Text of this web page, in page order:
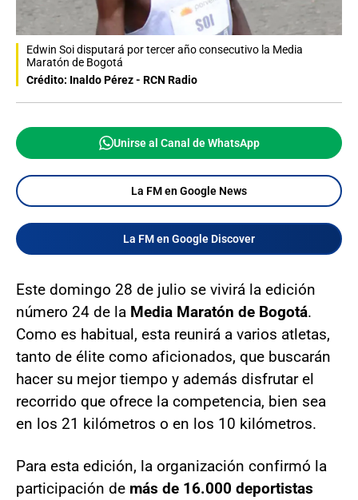
Edwin Soi disputará por tercer año consecutivo la Media
Maratón de Bogotá
Crédito: Inaldo Pérez - RCN Radio
Unirse al Canal de WhatsApp
La FM en Google News
La FM en Google Discover
Este domingo 28 de julio se vivirá la edición
número 24 de la Media Maratón de Bogotá.
Como es habitual, esta reunirá a varios atletas,
tanto de élite como aficionados, que buscarán
hacer su mejor tiempo y además disfrutar el
recorrido que ofrece la competencia, bien sea
en los 21 kilómetros o en los 10 kilómetros.
Para esta edición, la organización confirmó la
participación de más de 16.000 deportistas